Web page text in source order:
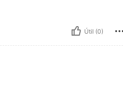
Útil (0)